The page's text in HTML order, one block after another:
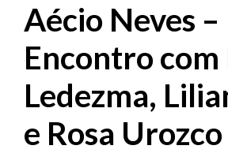
Aécio Neves –
Encontro
Ledezma,
e Rosa Urozco